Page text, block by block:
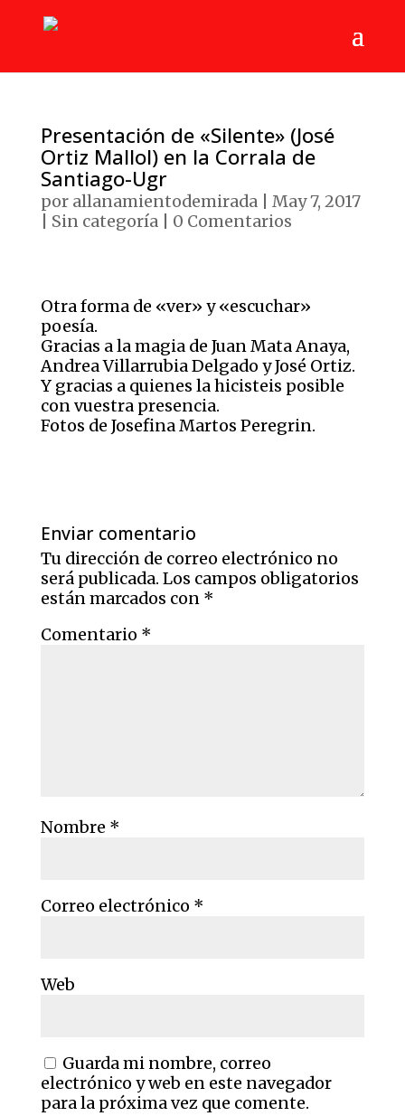
Presentación de «Silente» (José
Ortiz Mallol) en la Corrala de
Santiago-Ugr
por allanamientodemirada| May 7, 2017
Sin categoría| 0 Comentarios
Otra forma de «ver» y «escuchar»
poesía.
Gracias a la magia de Juan Mata Anaya,
Andrea Villarrubia Delgado y José Ortiz.
Y gracias a quienes la hicisteis posible
con vuestra presencia.
Fotos de Josefina Martos Peregrin.
Enviar comentario
Tu dirección de correo electrónico no
será publicada. Los campos obligatorios
están marcados con *
Comentario *
Nombre *
Correo electrónico *
Web
Guarda mi nombre, correo
electrónico y web en este navegador
para la próxima vez que comente.